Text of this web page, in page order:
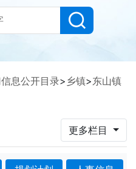
息公开目录> 乡镇>东山镇
更多栏目